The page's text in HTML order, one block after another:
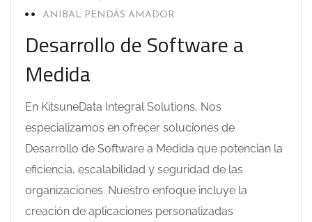
ANIBAL PENDÁS AMADOR
Desarrollo de Software a
Medida
En KitsuneData Integral Solutions, Nos
especializamos en ofrecer soluciones de
Desarrollo de Software a Medida que potencian la
eficiencia, escalabilidad y seguridad de las
organizaciones. Nuestro enfoque incluye la
creación de aplicaciones personalizadas